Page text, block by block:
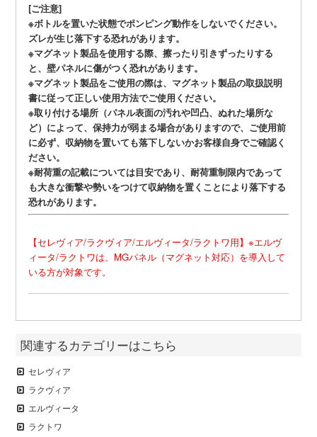
[ご注意]
※ボトルを置いた状態でポンピング動作をしないでください。
ズレが生じ落下する恐れがあります。
※マグネット製品を使用する際、擦ったり引きずったりする
と、壁パネルに傷がつく恐れがあります。
※マグネット製品をご使用の際は、マグネット製品の取扱説明
書に従って正しい使用方法でご使用ください。
※取り付ける場所（パネル表面の汚れや凹凸、ぬれた場所な
ど）によって、保持力が弱まる場合がありますので、ご使用前
に必ず、収納物を置いても落下しないかお客様自身でご確認く
ださい。
※耐荷重の記載については目安であり、耐荷重制限内であって
も大きな衝撃や勢いをつけて収納物を置くことにより落下する
恐れがあります。
【セレヴィア/ラクヴィア/エルヴィータ/ラクトワ用】※エルヴ
ィータ/ラクトワは、MGパネル（マグネット対応）を導入して
いる方が対象です。
関連するカテゴリーはこちら
セレヴィア
ラクヴィア
エルヴィータ
ラクトワ